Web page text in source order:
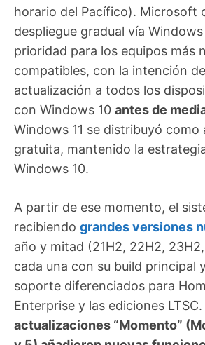
horario del Pacífico). Microsoft
despliegue gradual vía
prioridad para los equipos más
compatibles, con la intención
actualización a todos los
con Windows 10 antes de
Windows 11 se distribuyó como
gratuita, mantenido la
Windows 10.
A partir de ese momento, el
recibiendo grandes versiones
año y mitad (21H2, 22H2,
cada una con su build principal
soporte diferenciados para
Enterprise y las ediciones LTSC.
actualizaciones “Momento”